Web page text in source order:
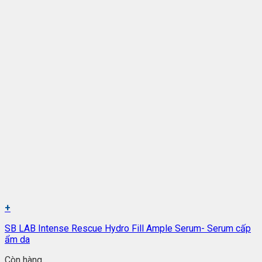
+
SB LAB Intense Rescue Hydro Fill Ample Serum- Serum cấp
ẩm da